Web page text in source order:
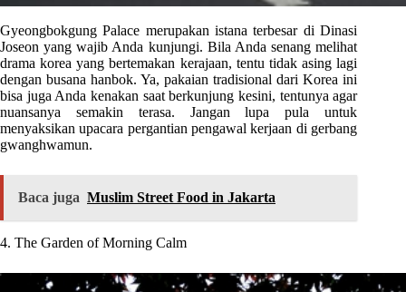
Gyeongbokgung Palace merupakan istana terbesar di Dinasi
Joseon yang wajib Anda kunjungi. Bila Anda senang melihat
drama korea yang bertemakan kerajaan, tentu tidak asing lagi
dengan busana hanbok. Ya, pakaian tradisional dari Korea ini
bisa juga Anda kenakan saat berkunjung kesini, tentunya agar
nuansanya semakin terasa. Jangan lupa pula untuk
menyaksikan upacara pergantian pengawal kerjaan di gerbang
gwanghwamun.
Baca juga Muslim Street Food in Jakarta
4. The Garden of Morning Calm